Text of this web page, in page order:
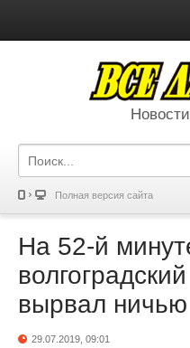
Полная версия сайта
На 52-й
вырвал
29.07.2019, 09:01